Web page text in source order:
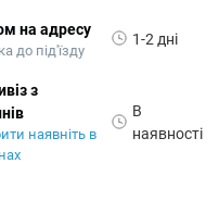
на адресу
до під'їзду
1-2 дні
з
наявніть в
В
наявності